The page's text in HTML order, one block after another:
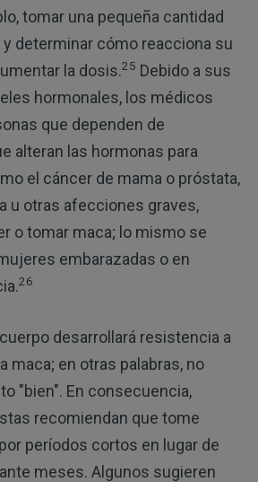
tomar una pequeña cantidad
determinar cómo reacciona su
la dosis.25 Debido a sus
hormonales, los médicos
que dependen de
alteran las hormonas para
el cáncer de mama o próstata,
u otras afecciones graves,
o tomar maca; lo mismo se
embarazadas o en
26
desarrollará resistencia a
maca; en otras palabras, no
"bien". En consecuencia,
recomiendan que tome
períodos cortos en lugar de
meses. Algunos sugieren